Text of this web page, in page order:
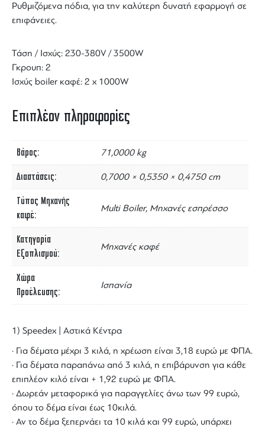
Ρυθμιζόμενα πόδια, για την καλύτερη δυνατή εφαρμογή σε
επιφάνειες.
Τάση / Ισχύς: 230-380V / 3500W
Γκρουπ: 2
Ισχύς boiler καφέ: 2 x 1000W
Επιπλέον πληροφορίες
Βάρος 71,0000 kg
Διαστάσεις 0,7000 × 0,5350 × 0,4750 cm
Τύπος Μηχανής
καφέ
Multi Boiler, Μηχανές εσπρέσσο
Κατηγορία
Εξοπλισμού
Μηχανές καφέ
Χώρα
Προέλευσης
Ισπανία
1) Speedex | Αστικά Κέντρα
· Για δέματα μέχρι 3 κιλά, η χρέωση είναι 3,18 ευρώ με ΦΠΑ.
· Για δέματα παραπάνω από 3 κιλά, η επιβάρυνση για κάθε
επιπλέον κιλό είναι + 1,92 ευρώ με ΦΠΑ.
· Δωρεάν μεταφορικά για παραγγελίες άνω των 99 ευρώ,
όπου το δέμα είναι έως 10κιλά.
· Αν το δέμα ξεπερνάει τα 10 κιλά και 99 ευρώ, υπάρχει